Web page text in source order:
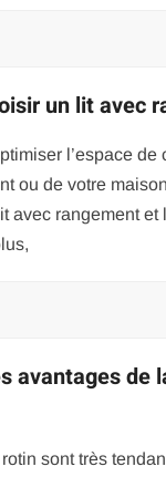
un lit avec
l’espace de
ou de votre
avec rangement et
avantages de
sont très